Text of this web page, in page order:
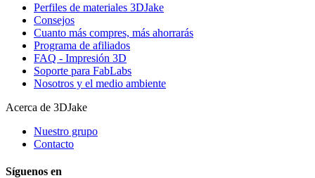
Perfiles de materiales 3DJake
Consejos
Cuanto más compres, más ahorrarás
Programa de afiliados
FAQ - Impresión 3D
Soporte para FabLabs
Nosotros y el medio ambiente
Acerca de 3DJake
Nuestro grupo
Contacto
Síguenos en